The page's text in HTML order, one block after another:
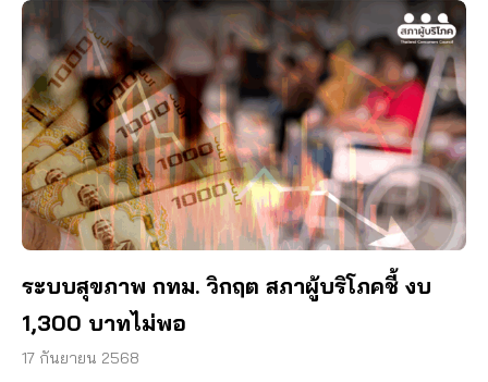
ระบบสุขภาพ กทม. วิกฤต สภาผู้บริโภคชี้ งบ
1,300 บาทไม่พอ
17 กันยายน 2568